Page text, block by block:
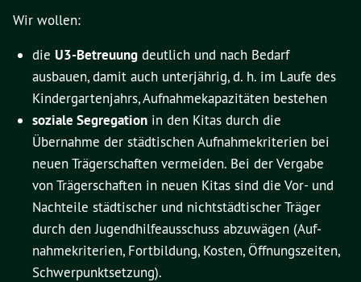
Wir wollen:
die U3-Betreuung deutlich und nach Bedarf
ausbauen, damit auch unterjährig, d. h. im Laufe des
Kindergartenjahrs, Aufnahmekapazitäten bestehen
soziale Segregation in den Kitas durch die
Übernahme der städtischen Aufnahmekriterien bei
neuen Trägerschaften vermeiden. Bei der Vergabe
von Trägerschaften in neuen Kitas sind die Vor- und
Nach­teile städtischer und nichtstädtischer Träger
durch den Jugend­hilfe­ausschuss abzuwägen (Auf­
nahme­kriterien, Fortbildung, Kosten, Öffnungszeiten,
Schwer­punkt­setzung).